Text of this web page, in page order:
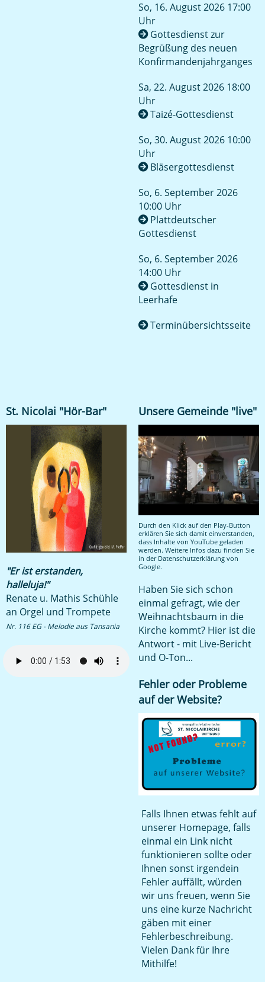
So, 16. August 2026 17:00
Uhr
Gottesdienst zur
Begrüßung des neuen
Konfirmandenjahrganges
Sa, 22. August 2026 18:00
Uhr
Taizé-Gottesdienst
So, 30. August 2026 10:00
Uhr
Bläsergottesdienst
So, 6. September 2026
10:00 Uhr
Plattdeutscher
Gottesdienst
So, 6. September 2026
14:00 Uhr
Gottesdienst in
Leerhafe
Terminübersichtsseite
St. Nicolai "Hör-Bar"
"Er ist erstanden,
halleluja!"
Renate u. Mathis Schühle
an Orgel und Trompete
Nr. 116 EG - Melodie aus Tansania
Unsere Gemeinde "live"
Durch den Klick auf den Play-Button
erklären Sie sich damit einverstanden,
dass Inhalte von YouTube geladen
werden. Weitere Infos dazu finden Sie
in der Datenschutzerklärung von
Google.
Haben Sie sich schon
einmal gefragt, wie der
Weihnachtsbaum in die
Kirche kommt? Hier ist die
Antwort - mit Live-Bericht
und O-Ton...
Fehler oder Probleme
auf der Website?
Falls Ihnen etwas fehlt auf
unserer Homepage, falls
einmal ein Link nicht
funktionieren sollte oder
Ihnen sonst irgendein
Fehler auffällt, würden
wir uns freuen, wenn Sie
uns eine kurze Nachricht
gäben mit einer
Fehlerbeschreibung.
Vielen Dank für Ihre
Mithilfe!